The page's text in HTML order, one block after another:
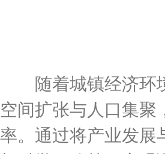
随着城镇经济环境
空间扩张与人口集聚
率。通过将产业发展